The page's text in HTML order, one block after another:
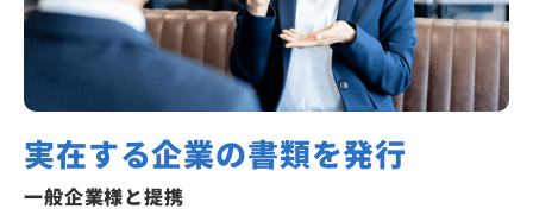
実在する企業の書類を発行
一般企業様と提携